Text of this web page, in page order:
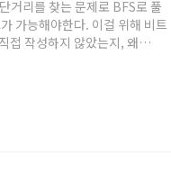
거리를 찾는 문제로 BFS로 풀
가능해야한다. 이걸 위해 비트
접 작성하지 않았는지, 왜
시는 분이나, 백준에서 자바